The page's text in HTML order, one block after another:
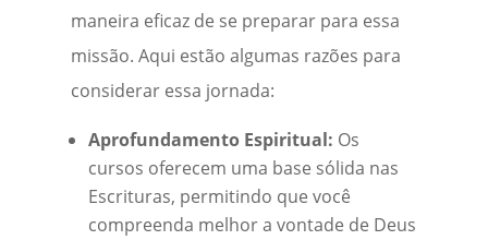
maneira eficaz de se preparar para essa
missão. Aqui estão algumas razões para
considerar essa jornada:
Aprofundamento Espiritual: Os
cursos oferecem uma base sólida nas
Escrituras, permitindo que você
compreenda melhor a vontade de Deus